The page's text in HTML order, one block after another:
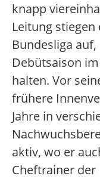
knapp
Leitung stiegen
Bundesliga
Debütsaison
halten. Vor
frühere
Jahre in
aktiv, wo er
Cheftrainer